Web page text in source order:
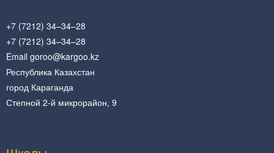
+7 (7212) 34–34–28
+7 (7212) 34–34–28
Email goroo@kargoo.kz
Республика Казахстан
город Караганда
Степной 2-й микрорайон, 9